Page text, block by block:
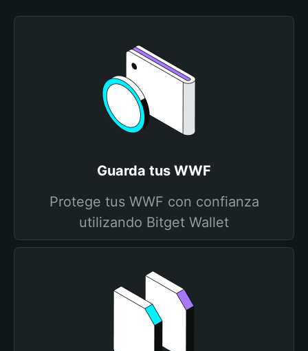
Guarda tus WWF
Protege tus WWF con confianza
utilizando Bitget Wallet